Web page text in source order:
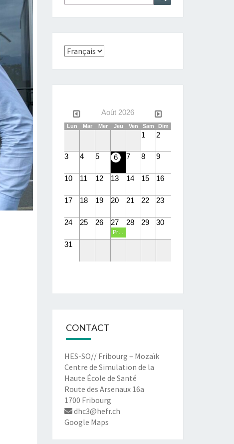
Choisir
Août 2026
Lun Mar Mer Jeu Ven Sam Dim
1 2
3 4 5 6 7 8 9
10 11 12 13 14 15 16
17 18 19 20 21 22 23
24 25 26 27
Présentations PIT eHealth
28 29 30
31
CONTACT
HES-SO// Fribourg – Mozaïk
Centre de Simulation de la
Haute École de Santé
Route des Arsenaux 16a
1700 Fribourg
dhc3@hefr.ch
Google Maps